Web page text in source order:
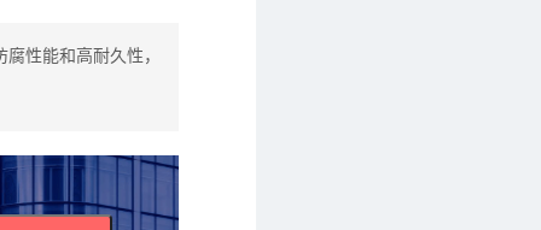
性能和高耐久性，